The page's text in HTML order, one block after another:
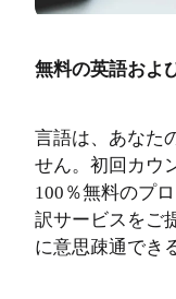
無料の英語およ
言語は、あなた
せん。初回カウ
100％無料のプ
訳サービスをご
に意思疎通でき